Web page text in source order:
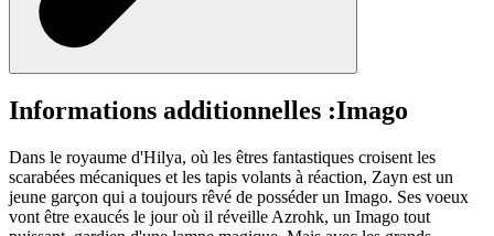
Informations additionnelles :Imago
Dans le royaume d'Hilya, où les êtres fantastiques croisent les
scarabées mécaniques et les tapis volants à réaction, Zayn est un
jeune garçon qui a toujours rêvé de posséder un Imago. Ses voeux
vont être exaucés le jour où il réveille Azrohk, un Imago tout